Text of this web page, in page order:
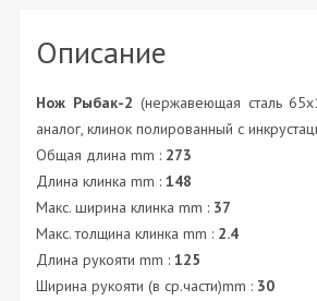
Описание
Нож Рыбак-2 (нержавеющая сталь
аналог, клинок полированный с
Общая длина mm : 273
Длина клинка mm : 148
Макс. ширина клинка mm : 37
Макс. толщина клинка mm : 2.4
Длина рукояти mm : 125
Ширина рукояти (в ср.части)mm : 30